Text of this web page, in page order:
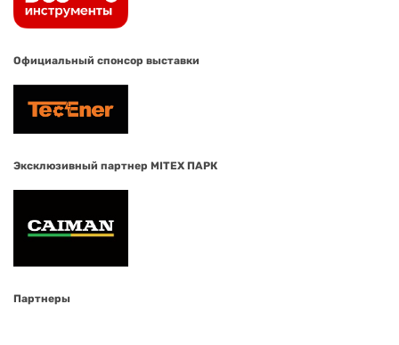
Официальный спонсор выставки
Эксклюзивный партнер MITEX ПАРК
Партнеры